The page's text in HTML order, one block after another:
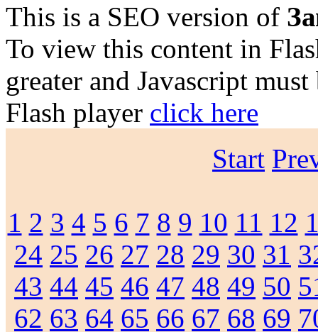
This is a SEO version of
To view this content in
greater and Javascript
Flash player click here
Start
1 2 3 4 5 6 7 8 9 10 11 12
24 25 26 27 28 29 30 31
43 44 45 46 47 48 49 50
62 63 64 65 66 67 68 69